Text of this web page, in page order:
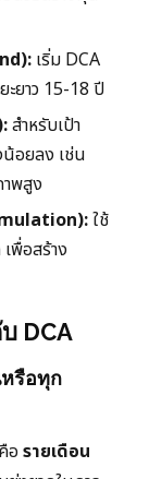
เริ่ม DCA
ะยาว 15-18 ปี
สำหรับเป้า
อยลง เช่น
พสูง
ใช้
พื่อสร้าง
DCA
หรือทุก
อ รายเดือน